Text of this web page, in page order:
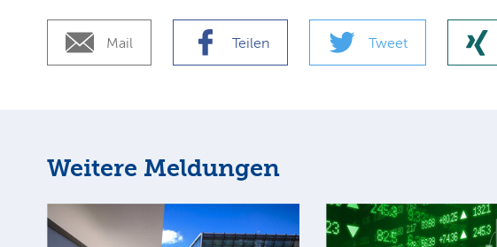
Mail Teilen Tweet
Weitere Meldungen